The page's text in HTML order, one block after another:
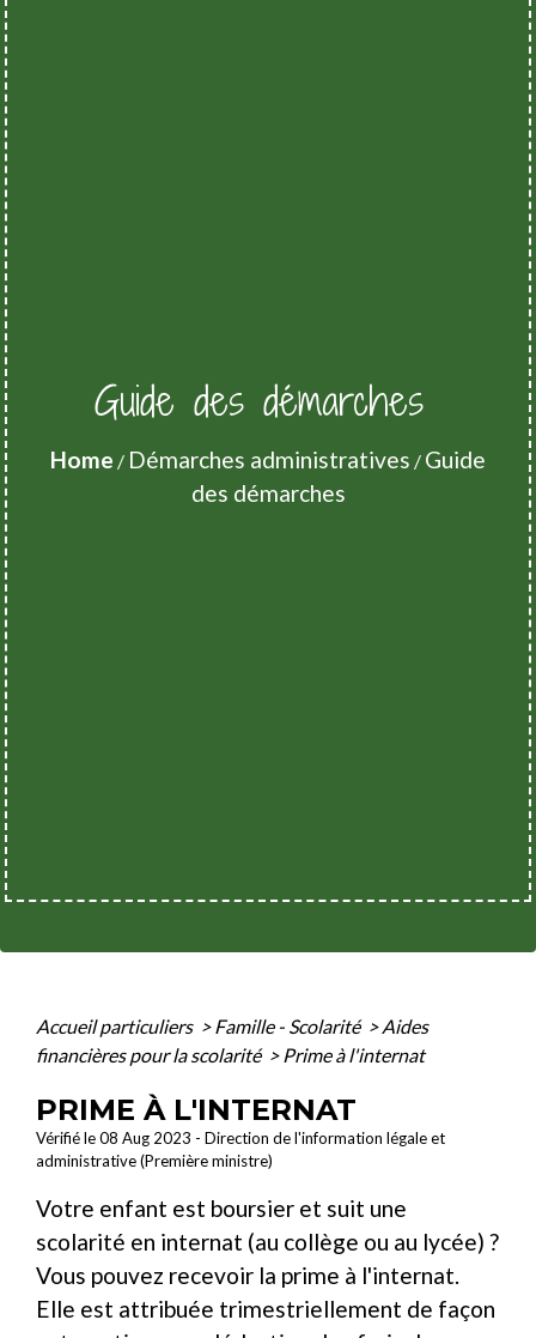
Guide des démarches
Home / Démarches administratives / Guide
des démarches
Accueil particuliers > Famille - Scolarité > Aides
financières pour la scolarité > Prime à l'internat
PRIME À L'INTERNAT
Vérifié le 08 Aug 2023 - Direction de l'information légale et
administrative (Première ministre)
Votre enfant est boursier et suit une
scolarité en internat (au collège ou au lycée) ?
Vous pouvez recevoir la prime à l'internat.
Elle est attribuée trimestriellement de façon